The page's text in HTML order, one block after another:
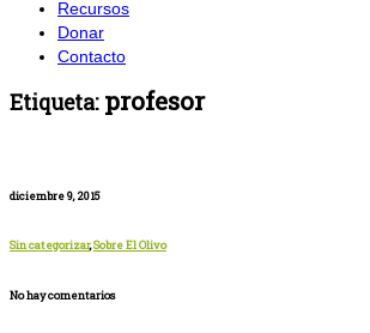
Recursos
Donar
Contacto
Etiqueta:profesor
diciembre 9, 2015
Sin categorizar,Sobre El Olivo
No hay comentarios